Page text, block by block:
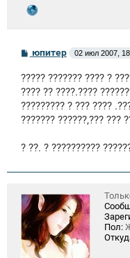
С
б
щ
е
н
и
юпитер 02 июл 2007,
????? ??????? ???? ?
???? ?? ????.????
????????? ? ??? ????
??????? ??????,??? ???
? ??. ? ??????????
Пол: